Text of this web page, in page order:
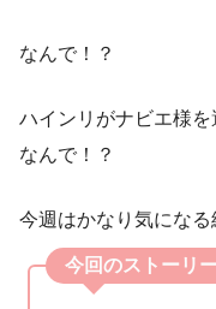
なんで！？
ハインリがナビエ様を
なんで！？
今週はかなり気になる
今回のストーリ